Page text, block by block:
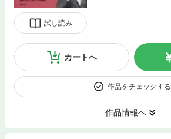
試し読み
カートへ
作品をチェックする
作品情報へ